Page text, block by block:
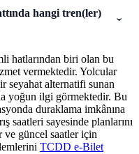
hangi tren(ler)
hatlarından biri olan bu
vermektedir. Yolcular
seyahat alternatifi sunan
yoğun ilgi görmektedir. Bu
duraklama imkânına
saatleri sayesinde planlarını
ve güncel saatler için
TCDD e-Bilet